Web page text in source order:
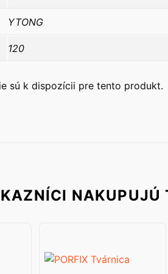
YTONG
120
sú k dispozícii pre tento produkt.
NAKUPUJÚ